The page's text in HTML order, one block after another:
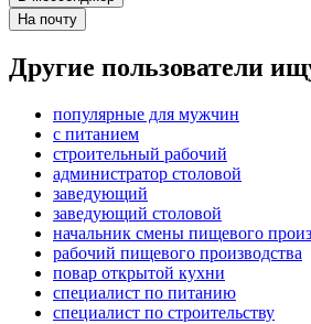
На почту
Другие пользователи
популярные для мужчин
с питанием
строительный рабочий
администратор столовой
заведующий
заведующий столовой
начальник смены пищевого
рабочий пищевого производства
повар открытой кухни
специалист по питанию
специалист по строительству